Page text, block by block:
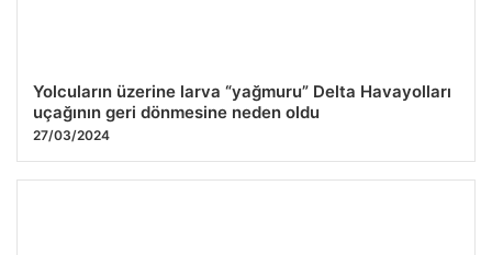
Yolcuların üzerine larva “yağmuru” Delta Havayolları
uçağının geri dönmesine neden oldu
27/03/2024